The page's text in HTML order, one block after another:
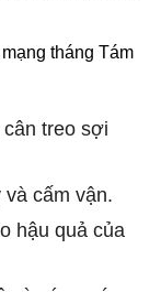
tháng Tám
treo sợi
cấm vận.
hậu quả của